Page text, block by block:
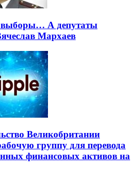
А депутаты
Мархаев
Великобритании
группу для перевода
финансовых активов на